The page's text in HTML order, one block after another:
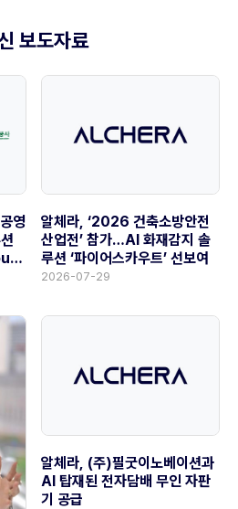
보도자료
영
알체라, ‘2026 건축소방안전
산업전’ 참가…AI 화재감지 솔
루션 ‘파이어스카우트’ 선보여
2026-07-29
알체라, (주)필굿이노베이션과
AI 탑재된 전자담배 무인 자판
기 공급